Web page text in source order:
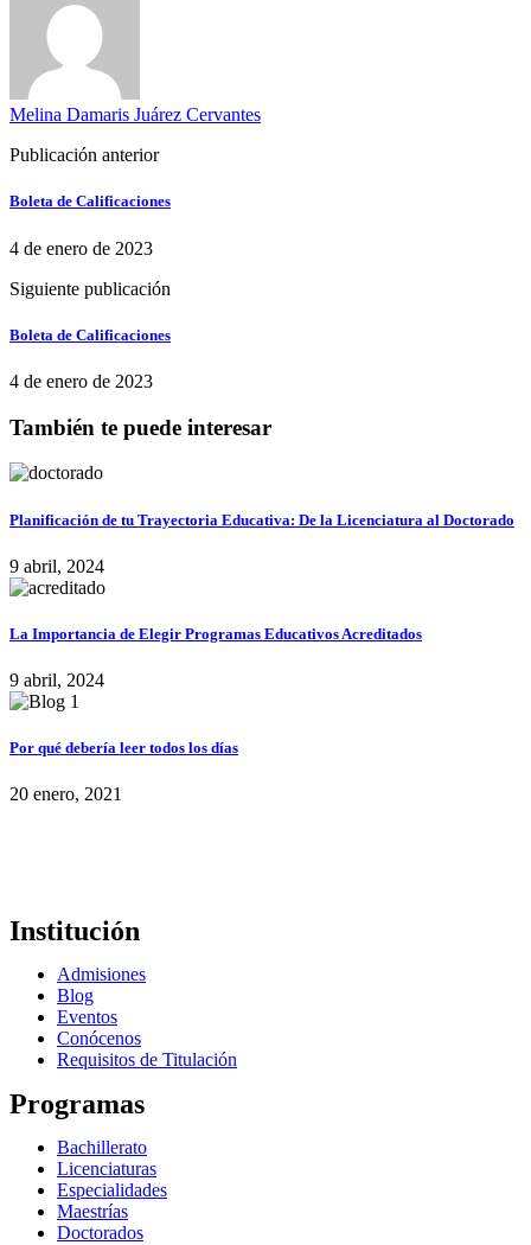
Melina Damaris Juárez Cervantes
Publicación anterior
Boleta de Calificaciones
4 de enero de 2023
Siguiente publicación
Boleta de Calificaciones
4 de enero de 2023
También te puede interesar
Planificación de tu Trayectoria Educativa: De la Licenciatura al Doctorado
9 abril, 2024
La Importancia de Elegir Programas Educativos Acreditados
9 abril, 2024
Por qué debería leer todos los días
20 enero, 2021
Institución
Admisiones
Blog
Eventos
Conócenos
Requisitos de Titulación
Programas
Bachillerato
Licenciaturas
Especialidades
Maestrías
Doctorados